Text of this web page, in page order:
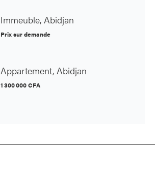
Immeuble, Abidjan
Prix sur demande
Appartement, Abidjan
1 300 000 CFA